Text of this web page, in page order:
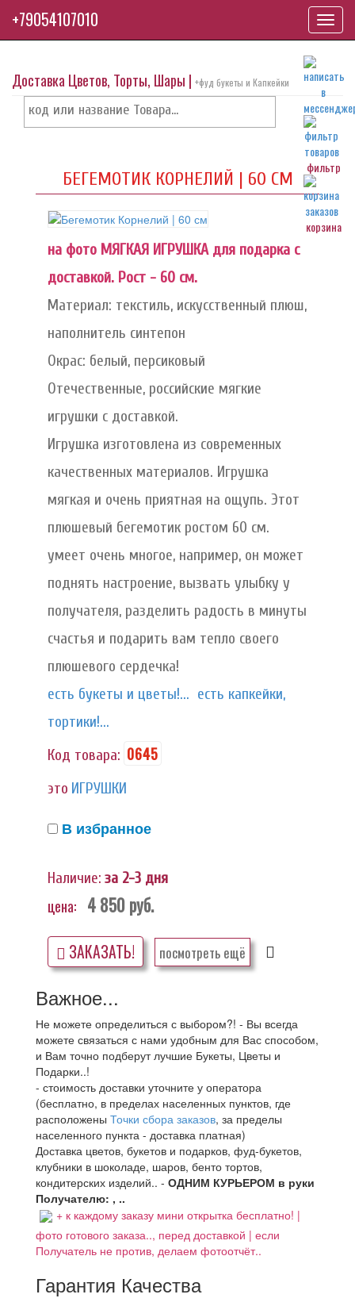
фильтр
корзина
Доставка Цветов, Торты, Шары | +фуд букеты и Капкейки
БЕГЕМОТИК КОРНЕЛИЙ | 60 СМ
на фото МЯГКАЯ ИГРУШКА для подарка с
доставкой. Рост - 60 см.
Материал: текстиль, искусственный плюш,
наполнитель синтепон
Окрас: белый, персиковый
Отечественные, российские мягкие
игрушки с доставкой.
Игрушка изготовлена из современных
качественных материалов. Игрушка
мягкая и очень приятная на ощупь. Этот
плюшевый бегемотик ростом 60 см.
умеет очень многое, например, он может
поднять настроение, вызвать улыбку у
получателя, разделить радость в минуты
счастья и подарить вам тепло своего
плюшевого сердечка!
есть букеты и цветы!... есть капкейки,
тортики!...
Код товара: 0645
это ИГРУШКИ
В избранное
Наличие: за 2-3 дня
цена: 4 850руб.
ЗАКАЗАТЬ! посмотреть ещё
Важное...
Не можете определиться с выбором?! - Вы всегда
можете связаться с нами удобным для Вас способом,
и Вам точно подберут лучшие Букеты, Цветы и
Подарки..!
- стоимость доставки уточните у оператора
(бесплатно, в пределах населенных пунктов, где
расположены Точки сбора заказов, за пределы
населенного пункта - доставка платная)
Доставка цветов, букетов и подарков, фуд-букетов,
клубники в шоколаде, шаров, бенто тортов,
кондитерских изделий.. - ОДНИМ КУРЬЕРОМ в руки
Получателю: , ..
+ к каждому заказу мини открытка бесплатно! |
фото готового заказа.., перед доставкой | если
Получатель не против, делаем фотоотчёт..
Гарантия Качества
+79054107010